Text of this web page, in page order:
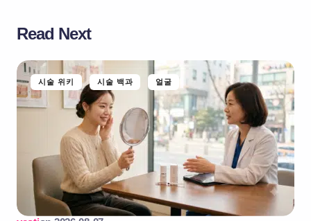
Read Next
시술 위키 시술 백과 얼굴